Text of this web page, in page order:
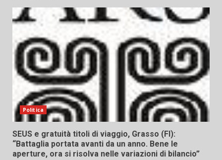
Politica
SEUS e gratuità titoli di viaggio, Grasso (FI):
“Battaglia portata avanti da un anno. Bene le
aperture, ora si risolva nelle variazioni di bilancio”